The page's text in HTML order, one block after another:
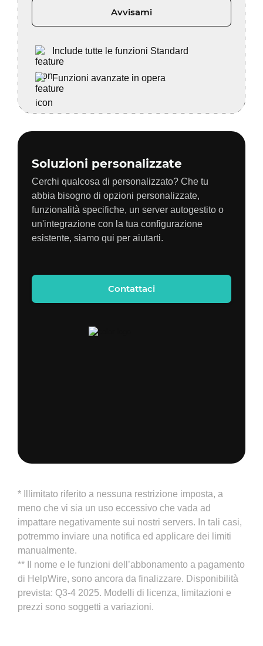
Avvisami
Include tutte le funzioni Standard
Funzioni avanzate in opera
Soluzioni personalizzate
Cerchi qualcosa di personalizzato? Che tu
abbia bisogno di opzioni personalizzate,
funzionalità specifiche, un server autogestito o
un'integrazione con la tua configurazione
esistente, siamo qui per aiutarti.
Contattaci
* Illimitato riferito a nessuna restrizione imposta, a
meno che vi sia un uso eccessivo che vada ad
impattare negativamente sui nostri servers. In tali casi,
potremmo inviare una notifica ed applicare dei limiti
manualmente.
** Il nome e le funzioni dell’abbonamento a pagamento
di HelpWire, sono ancora da finalizzare. Disponibilità
prevista: Q3-4 2025. Modelli di licenza, limitazioni e
prezzi sono soggetti a variazioni.